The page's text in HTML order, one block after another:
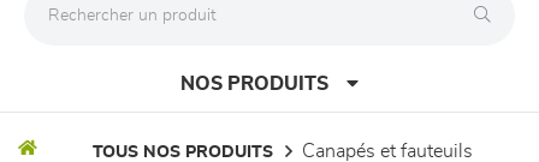
NOS PRODUITS
TOUS NOS PRODUITS
canapés et fauteuils